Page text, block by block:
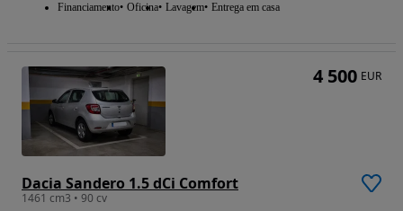
Financiamento Oficina Lavagem Entrega em casa
Dacia Sandero 1.5 dCi Comfort
1461 cm3 • 90 cv
4 500 EUR